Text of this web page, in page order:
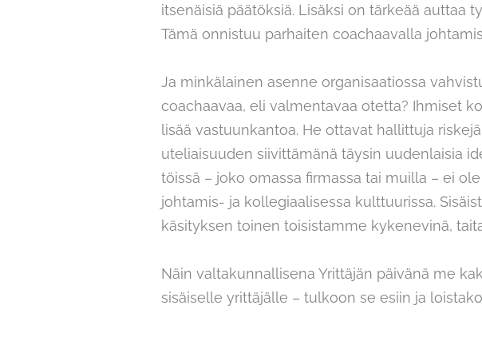
itsenäisiä päätöksiä. Lisäksi on tärkeää auttaa
Tämä onnistuu parhaiten coachaavalla
Ja minkälainen asenne organisaatiossa
coachaavaa, eli valmentavaa otetta? Ihmiset
lisää vastuunkantoa. He ottavat hallittuja
uteliaisuuden siivittämänä täysin uudenlaisia
töissä – joko omassa firmassa tai muilla – ei
johtamis- ja kollegiaalisessa kulttuurissa.
käsityksen toinen toisistamme kykenevinä,
Näin valtakunnallisena Yrittäjän päivänä me
sisäiselle yrittäjälle – tulkoon se esiin ja